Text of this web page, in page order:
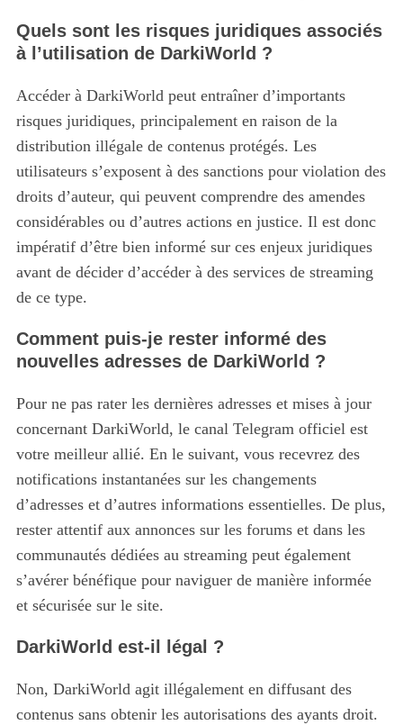
Quels sont les risques juridiques associés
à l’utilisation de DarkiWorld ?
Accéder à DarkiWorld peut entraîner d’importants
risques juridiques, principalement en raison de la
distribution illégale de contenus protégés. Les
utilisateurs s’exposent à des sanctions pour violation des
droits d’auteur, qui peuvent comprendre des amendes
considérables ou d’autres actions en justice. Il est donc
impératif d’être bien informé sur ces enjeux juridiques
avant de décider d’accéder à des services de streaming
de ce type.
Comment puis-je rester informé des
nouvelles adresses de DarkiWorld ?
Pour ne pas rater les dernières adresses et mises à jour
concernant DarkiWorld, le canal Telegram officiel est
votre meilleur allié. En le suivant, vous recevrez des
notifications instantanées sur les changements
d’adresses et d’autres informations essentielles. De plus,
rester attentif aux annonces sur les forums et dans les
communautés dédiées au streaming peut également
s’avérer bénéfique pour naviguer de manière informée
et sécurisée sur le site.
DarkiWorld est-il légal ?
Non, DarkiWorld agit illégalement en diffusant des
contenus sans obtenir les autorisations des ayants droit.